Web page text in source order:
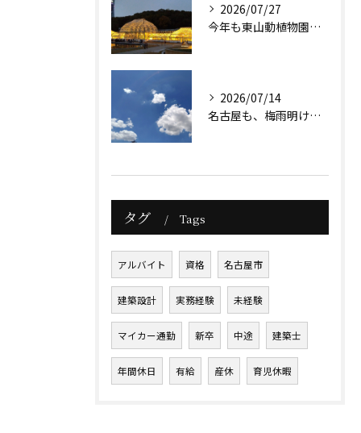
2026/07/27
今年も東山動植物園のナイトズーが始まりますね。
2026/07/14
名古屋も、梅雨明け前ですが暑さは本格的になっています。
タグ Tags
アルバイト 資格 名古屋市
建築設計 実務経験 未経験
マイカー通勤 新卒 中途 建築士
年間休日 有給 産休 育児休暇